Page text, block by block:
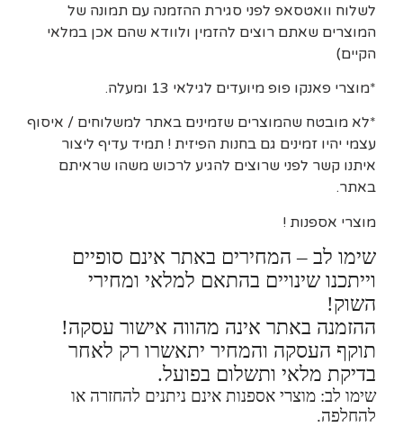
לשלוח וואטסאפ לפני סגירת ההזמנה עם תמונה של
המוצרים שאתם רוצים להזמין ולוודא שהם אכן במלאי
הקיים)
*מוצרי פאנקו פופ מיועדים לגילאי 13 ומעלה.
*לא מובטח שהמוצרים שזמינים באתר למשלוחים / איסוף
עצמי יהיו זמינים גם בחנות הפיזית ! תמיד עדיף ליצור
איתנו קשר לפני שרוצים להגיע לרכוש משהו שראיתם
באתר.
מוצרי אספנות !
שימו לב – המחירים באתר אינם סופיים
וייתכנו שינויים בהתאם למלאי ומחירי
השוק!
ההזמנה באתר אינה מהווה אישור עסקה!
תוקף העסקה והמחיר יתאשרו רק לאחר
בדיקת מלאי ותשלום בפועל.
שימו לב: מוצרי אספנות אינם ניתנים להחזרה או
להחלפה.